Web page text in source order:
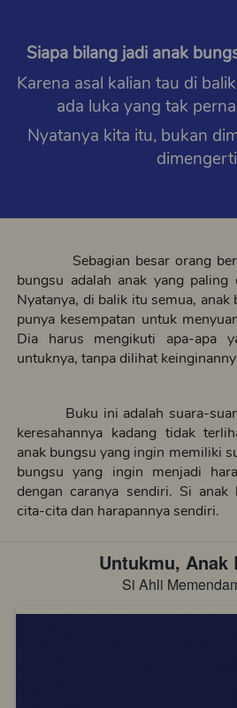
Siapa bilang jadi anak
Karena asal kalian tau di
ada luka yang tak
Nyatanya kita itu, bukan
bungsu adalah anak yang paling
Nyatanya, di balik itu semua,
punya kesempatan untuk
Dia harus mengikuti apa-apa
untuknya, tanpa dilihat
keresahannya kadang tidak
anak bungsu yang ingin memiliki
bungsu yang ingin menjadi
dengan caranya sendiri. Si
cita-cita dan harapannya sendiri.
Untukmu, Anak
Si Ahli